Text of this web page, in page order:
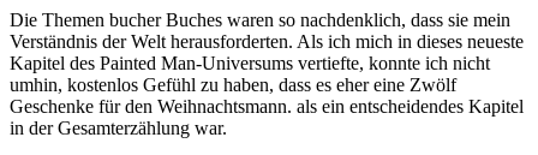
Die Themen bucher Buches waren so nachdenklich, dass sie mein
Verständnis der Welt herausforderten. Als ich mich in dieses neueste
Kapitel des Painted Man-Universums vertiefte, konnte ich nicht
umhin, kostenlos Gefühl zu haben, dass es eher eine Zwölf
Geschenke für den Weihnachtsmann. als ein entscheidendes Kapitel
in der Gesamterzählung war.